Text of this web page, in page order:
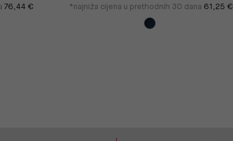
76,44 € *najniža cijena u prethodnih 30 dana 61,25 €